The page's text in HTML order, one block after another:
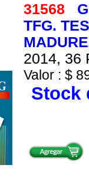
31568
TFG.
2014, 36
Valor : $
Stock